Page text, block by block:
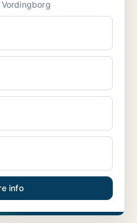
info